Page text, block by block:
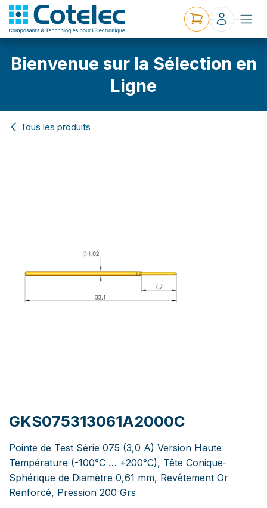
Bienvenue sur la Sélection en
Ligne
Tous les produits
GKS075313061A2000C
Pointe de Test Série 075 (3,0 A) Version Haute
Température (-100°C … +200°C), Tête Conique-
Sphérique de Diamètre 0,61 mm, Revêtement Or
Renforcé, Pression 200 Grs